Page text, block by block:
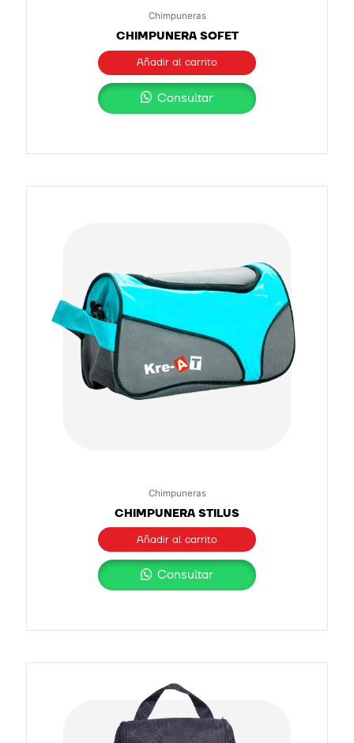
Chimpuneras
CHIMPUNERA SOFET
Añadir al carrito
Consultar
Chimpuneras
CHIMPUNERA STILUS
Añadir al carrito
Consultar